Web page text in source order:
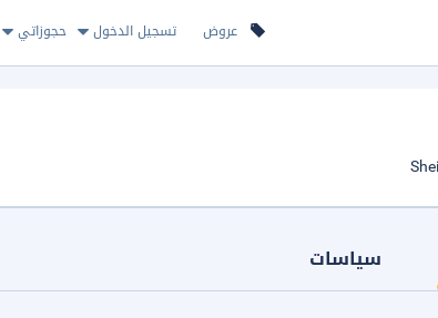
عروض تسجيل الدخول حجوزاتي
سياسات